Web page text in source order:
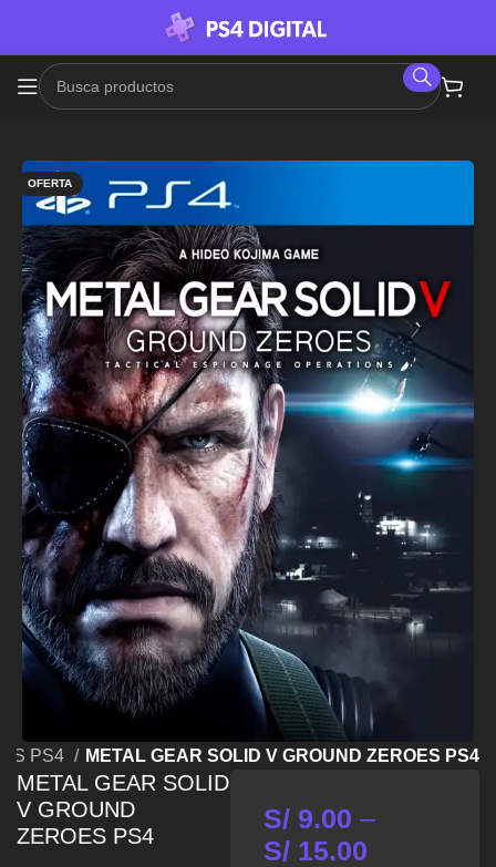
OFERTA
PS4 METAL GEAR SOLID V GROUND ZEROES PS4
METAL GEAR SOLID
V GROUND
ZEROES PS4
S/9.00 –
S/15.00